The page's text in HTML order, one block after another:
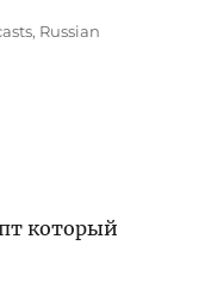
, Russian
который